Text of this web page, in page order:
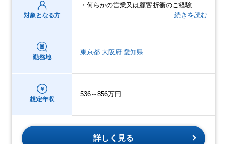
対象となる方
・何らかの営業又は顧客折衝のご経験
…続きを読む
勤務地
東京都 大阪府 愛知県
想定年収
536～856万円
詳しく見る